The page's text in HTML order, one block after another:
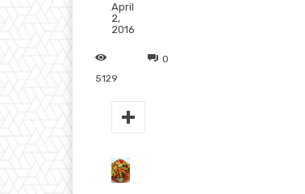
April
2,
2016
0
5129